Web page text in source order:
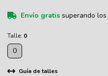
Envío gratis superando los
Talle: 0
0
Guía de talles